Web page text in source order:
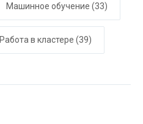
Машинное обучение (33)
Работа в кластере (39)